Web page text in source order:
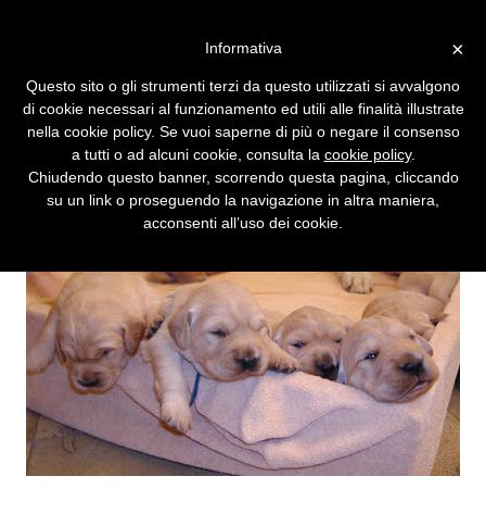
Ricordate i sette cuccioli da salvare? Arriva
la variante.
×
Informativa
Questo sito o gli strumenti terzi da questo utilizzati si avvalgono
di cookie necessari al funzionamento ed utili alle finalità illustrate
nella cookie policy. Se vuoi saperne di più o negare il consenso
a tutti o ad alcuni cookie, consulta la cookie policy.
Chiudendo questo banner, scorrendo questa pagina, cliccando
su un link o proseguendo la navigazione in altra maniera,
acconsenti all’uso dei cookie.